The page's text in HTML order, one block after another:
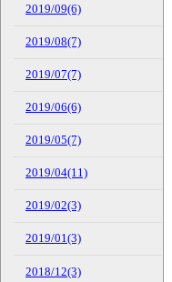
2019/09(6)
2019/08(7)
2019/07(7)
2019/06(6)
2019/05(7)
2019/04(11)
2019/02(3)
2019/01(3)
2018/12(3)